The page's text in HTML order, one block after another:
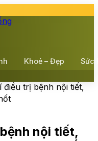
Khoẻ – Đẹp Sức
điều trị bệnh nội tiết,
nội tiết,